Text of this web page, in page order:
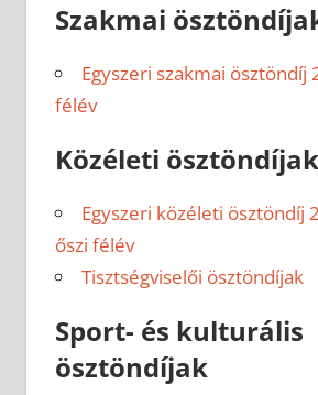
Szakmai
Egyszeri szakmai ösztöndíj
félév
Közéleti ösztöndíjak
Egyszeri közéleti ösztöndíj
őszi félév
Tisztségviselői ösztöndíjak
Sport- és kulturális
ösztöndíjak